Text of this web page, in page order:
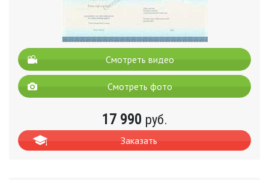
Смотреть видео
Смотреть фото
17 990 руб.
Заказать